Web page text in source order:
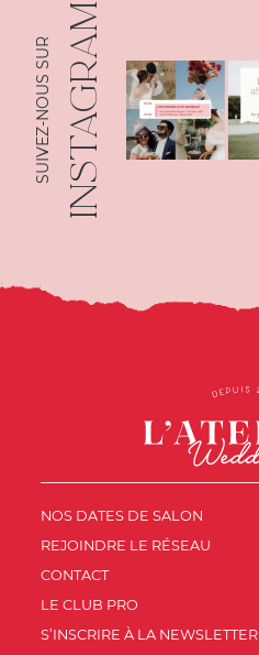
INSTAGRAM
SUIVEZ-NOUS SUR
NOS DATES DE SALON
REJOINDRE LE RÉSEAU
CONTACT
LE CLUB PRO
S’INSCRIRE À LA NEWSLETTER